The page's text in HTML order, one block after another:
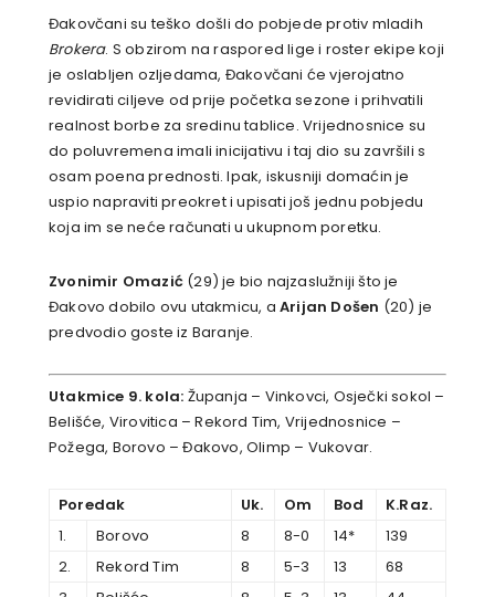
Đakovčani su teško došli do pobjede protiv mladih
Brokera. S obzirom na raspored lige i roster ekipe koji
je oslabljen ozljedama, Đakovčani će vjerojatno
revidirati ciljeve od prije početka sezone i prihvatili
realnost borbe za sredinu tablice. Vrijednosnice su
do poluvremena imali inicijativu i taj dio su završili s
osam poena prednosti. Ipak, iskusniji domaćin je
uspio napraviti preokret i upisati još jednu pobjedu
koja im se neće računati u ukupnom poretku.
Zvonimir Omazić (29) je bio najzaslužniji što je
Đakovo dobilo ovu utakmicu, a Arijan Došen (20) je
predvodio goste iz Baranje.
Utakmice 9. kola: Županja – Vinkovci, Osječki sokol –
Belišće, Virovitica – Rekord Tim, Vrijednosnice –
Požega, Borovo – Đakovo, Olimp – Vukovar.
Poredak Uk. Om Bod
K.Raz.
1.
Borovo 8 8-0 14*
139
2.
Rekord Tim 8 5-3 13
68